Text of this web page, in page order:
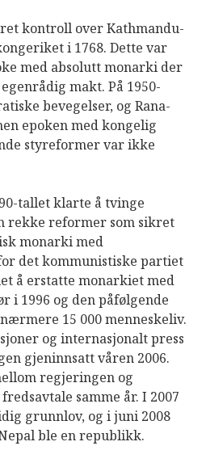
kontroll over Kathmandu-
i 1768. Dette var
med absolutt monarki der
makt. På 1950-
bevegelser, og Rana-
epoken med kongelig
styreformer var ikke
tallet klarte å tvinge
rekke reformer som sikret
monarki med
det kommunistiske partiet
å erstatte monarkiet med
i 1996 og den påfølgende
15 000 menneskeliv.
og internasjonalt press
gjeninnsatt våren 2006.
regjeringen og
samme år. I 2007
grunnlov, og i juni 2008
ble en republikk.